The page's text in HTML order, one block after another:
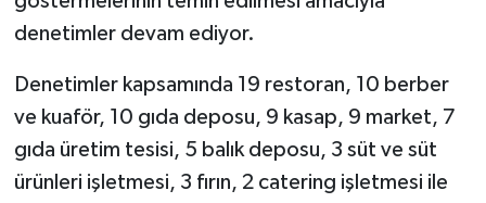
denetimler devam ediyor.
Denetimler kapsamında 19 restoran, 10 berber
ve kuaför, 10 gıda deposu, 9 kasap, 9 market, 7
gıda üretim tesisi, 5 balık deposu, 3 süt ve süt
ürünleri işletmesi, 3 fırın, 2 catering işletmesi ile